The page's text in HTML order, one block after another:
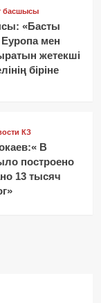
басшысы
«Басты
Еуропа мен
жетекші
біріне
КЗ
В
построено
13 тысяч